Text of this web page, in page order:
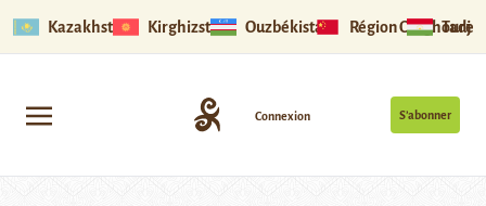
Kazakhstan Kirghizstan Ouzbékistan Région Ouïghoure
S’abonner
Connexion